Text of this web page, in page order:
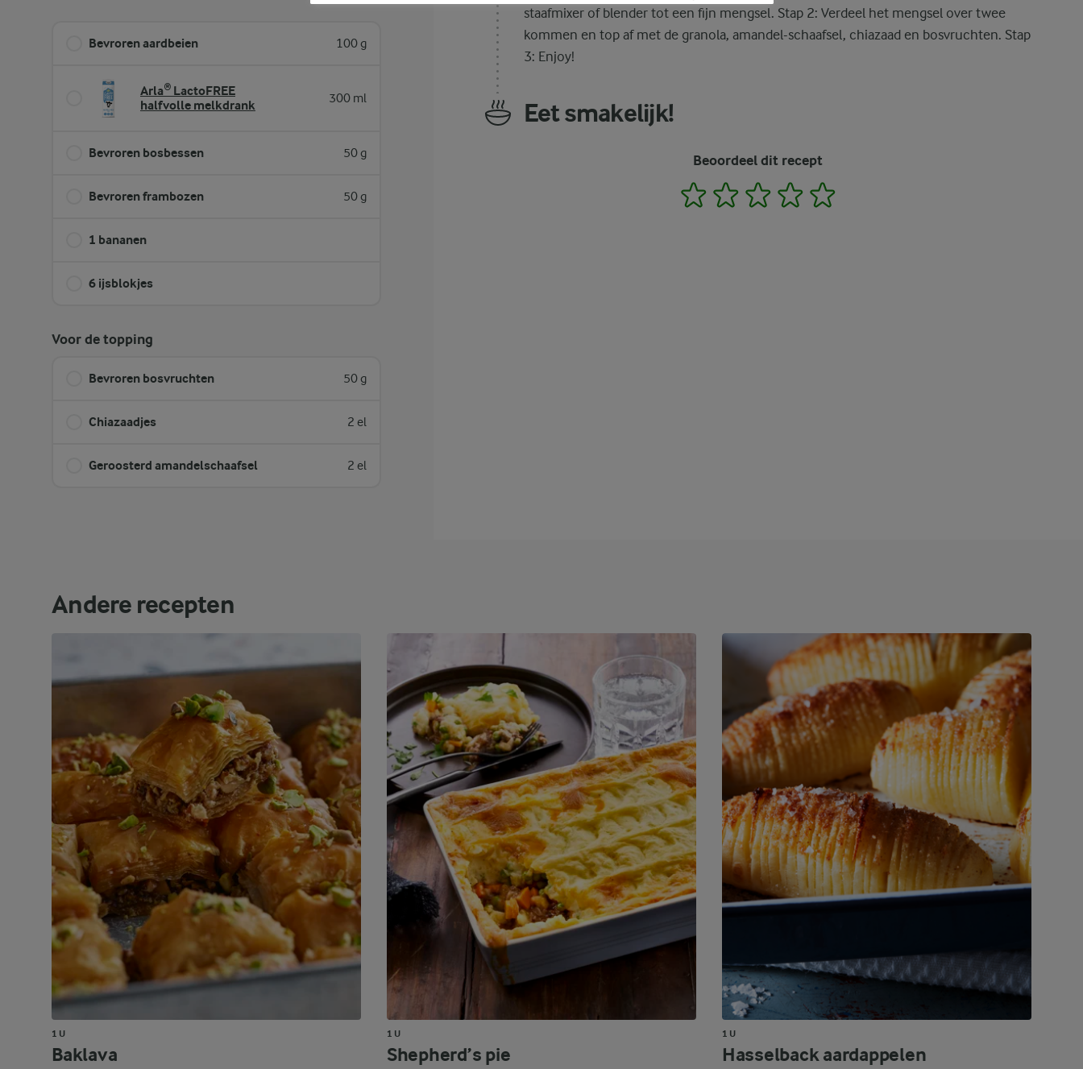
Bevroren aardbeien 100 g
Arla® LactoFREE
halfvolle melkdrank
300 ml
Bevroren bosbessen 50 g
Bevroren frambozen 50 g
1 bananen
6 ijsblokjes
Voor de topping
Bevroren bosvruchten 50 g
Chiazaadjes 2 el
Geroosterd amandelschaafsel 2 el
staafmixer of blender tot een fijn mengsel. Stap 2: Verdeel het mengsel over twee
kommen en top af met de granola, amandel-schaafsel, chiazaad en bosvruchten. Stap
3: Enjoy!
Eet smakelijk!
Beoordeel dit recept
1 2 3 4
Andere recepten
1 U
Baklava
1 U
Shepherd’s pie
1 U
Hasselback aardappelen